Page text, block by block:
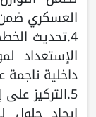
العسكري
4.تحديث
الإستعداد
داخلية
5.التركيز